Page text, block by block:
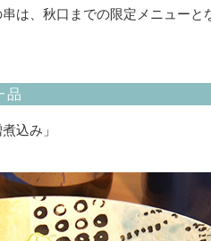
は、秋口までの限定メニューと
品
込み」